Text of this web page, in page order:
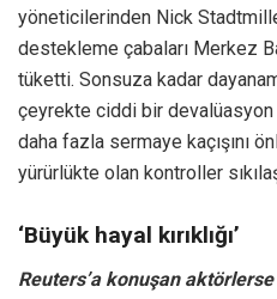
yöneticilerinden Nick
destekleme çabaları Merkez
tüketti. Sonsuza kadar
çeyrekte ciddi bir devalüasyon
daha fazla sermaye kaçışını
yürürlükte olan kontroller
‘Büyük hayal kırıklığı’
Reuters’a konuşan aktörlerse